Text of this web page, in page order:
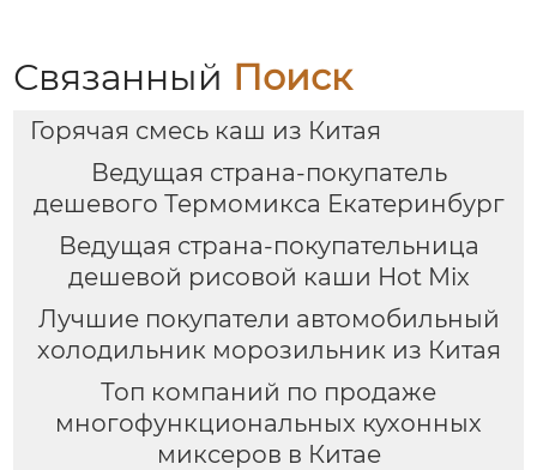
кухонный комбайн,
блендер, тепловизор
Связанный Поиск
Горячая смесь каш из Китая
Ведущая страна-покупатель
дешевого Термомикса Екатеринбург
Ведущая страна-покупательница
дешевой рисовой каши Hot Mix
Лучшие покупатели автомобильный
холодильник морозильник из Китая
Топ компаний по продаже
многофункциональных кухонных
миксеров в Китае